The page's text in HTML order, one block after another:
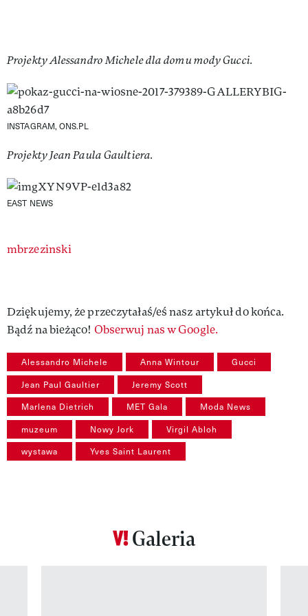
Projekty Alessandro Michele dla domu mody Gucci.
INSTAGRAM, ONS.PL
Projekty Jean Paula Gaultiera.
EAST NEWS
Authors
mbrzezinski
Dziękujemy, że przeczytałaś/eś nasz artykuł do końca.
Bądź na bieżąco! Obserwuj nas w Google.
Alessandro Michele Anna Wintour Gucci
Jean Paul Gaultier Jeremy Scott
Marlena Dietrich MET Gala Moda News
muzeum Nowy Jork Virgil Abloh
wystawa Yves Saint Laurent
Galeria